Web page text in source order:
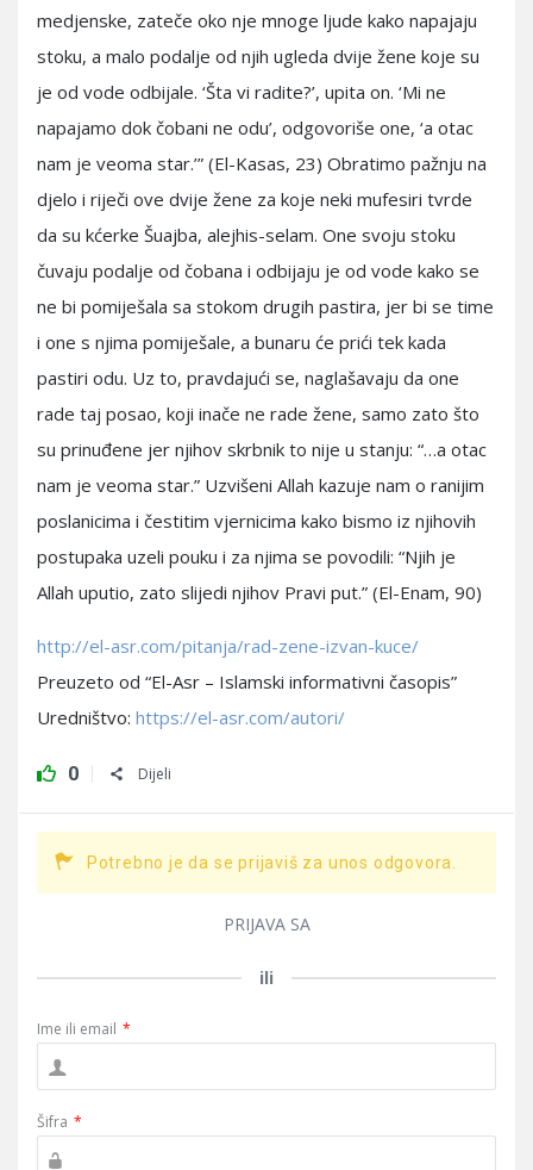
medjenske, zateče oko nje mnoge ljude kako napajaju
stoku, a malo podalje od njih ugleda dvije žene koje su
je od vode odbijale. ‘Šta vi radite?’, upita on. ‘Mi ne
napajamo dok čobani ne odu’, odgovoriše one, ‘a otac
nam je veoma star.’” (El-Kasas, 23) Obratimo pažnju na
djelo i riječi ove dvije žene za koje neki mufesiri tvrde
da su kćerke Šuajba, alejhis-selam. One svoju stoku
čuvaju podalje od čobana i odbijaju je od vode kako se
ne bi pomiješala sa stokom drugih pastira, jer bi se time
i one s njima pomiješale, a bunaru će prići tek kada
pastiri odu. Uz to, pravdajući se, naglašavaju da one
rade taj posao, koji inače ne rade žene, samo zato što
su prinuđene jer njihov skrbnik to nije u stanju: “…a otac
nam je veoma star.” Uzvišeni Allah kazuje nam o ranijim
poslanicima i čestitim vjernicima kako bismo iz njihovih
postupaka uzeli pouku i za njima se povodili: “Njih je
Allah uputio, zato slijedi njihov Pravi put.” (El-Enam, 90)
http://el-asr.com/pitanja/rad-zene-izvan-kuce/
Preuzeto od “El-Asr – Islamski informativni časopis”
Uredništvo: https://el-asr.com/autori/
0 Dijeli
Potrebno je da se prijaviš za unos odgovora.
PRIJAVA SA
ili
Ime ili email *
Šifra *